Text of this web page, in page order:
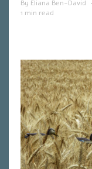
By Eliana Ben-David •
1 min read